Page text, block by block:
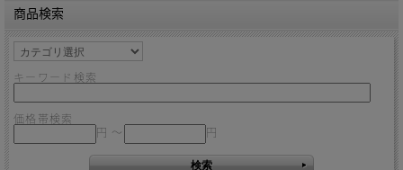
商品検索
キーワード検索
価格帯検索
円 ～
円